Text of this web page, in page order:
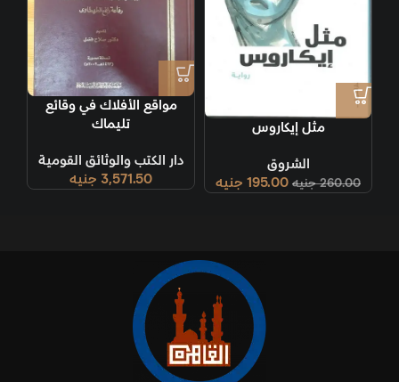
مثل إيكاروس
الشروق
260.00 جنيه 195.00 جنيه
مواقع الأفلاك في وقائع
تليماك
دار الكتب والوثائق القومية
3,571.50 جنيه